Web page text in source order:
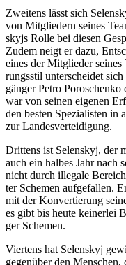
Zwei­tens lässt sich
von Mit­glie­dern seines
skyjs Rolle bei diesen
Zudem neigt er dazu,
eines der Mit­glie­der
rungs­stil unter­schei­det
gän­ger Petro
war von seinen eigenen
den besten Spe­zia­lis­ten in
zur Landesverteidigung.
Drit­tens ist Selen­skyj, der
auch ein halbes Jahr nach
nicht durch ille­gale
ter Schemen auf­ge­fal­len.
mit der Kon­ver­tie­rung
es gibt bis heute kei­ner­lei
ger Schemen.
Vier­tens hat Selen­skyj
gegen­über den